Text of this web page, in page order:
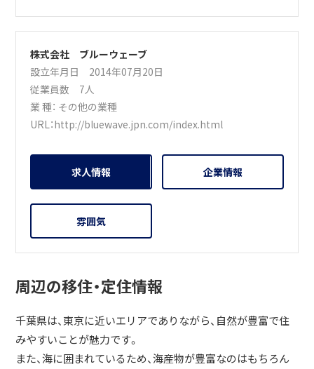
株式会社 ブルーウェーブ
設立年月日 2014年07月20日
従業員数 7人
業 種： その他の業種
URL：http://bluewave.jpn.com/index.html
求人情報 企業情報
雰囲気
周辺の移住・定住情報
千葉県は、東京に近いエリアでありながら、自然が豊富で住
みやすいことが魅力です。
また、海に囲まれているため、海産物が豊富なのはもちろん